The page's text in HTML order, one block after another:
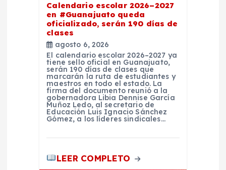
Calendario escolar 2026–2027
en #Guanajuato queda
oficializado, serán 190 días de
clases
agosto 6, 2026
El calendario escolar 2026–2027 ya
tiene sello oficial en Guanajuato,
serán 190 días de clases que
marcarán la ruta de estudiantes y
maestros en todo el estado. La
firma del documento reunió a la
gobernadora Libia Dennise García
Muñoz Ledo, al secretario de
Educación Luis Ignacio Sánchez
Gómez, a los líderes sindicales…
LEER COMPLETO